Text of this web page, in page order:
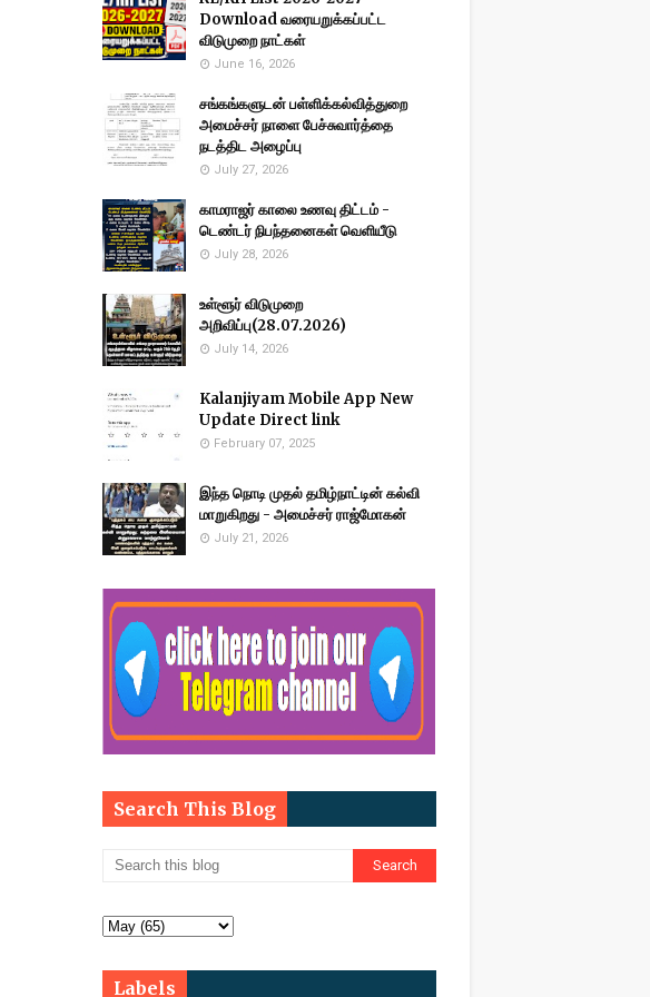
Download வரையறுக்கப்பட்ட
விடுமுறை நாட்கள்
June 16, 2026
சங்கங்களுடன் பள்ளிக்கல்வித்துறை
அமைச்சர் நாளை பேச்சுவார்த்தை
நடத்திட அழைப்பு
July 27, 2026
காமராஜர் காலை உணவு திட்டம் -
டெண்டர் நிபந்தனைகள் வெளியீடு
July 28, 2026
உள்ளூர் விடுமுறை
அறிவிப்பு(28.07.2026)
July 14, 2026
Kalanjiyam Mobile App New
Update Direct link
February 07, 2025
இந்த நொடி முதல் தமிழ்நாட்டின் கல்வி
மாறுகிறது - அமைச்சர் ராஜ்மோகன்
July 21, 2026
Search This Blog
Labels